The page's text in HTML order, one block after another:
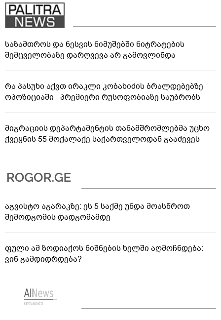
საზამთროს და ნესვის ნიმუშებში ნიტრატების
შემცველობაზე დარღვევა არ გამოვლინდა
რა პასუხი აქვთ ირაკლი კობახიძის ბრალდებებზე
ოპოზიციაში - პრემიერი რუსოფობიაზე საუბრობს
მიგრაციის დეპარტამენტის თანამშრომლებმა უცხო
ქვეყნის 55 მოქალაქე საქართველოდან გააძევეს
აგვისტო აგარაკზე: ეს 5 საქმე უნდა მოასწროთ
შემოდგომის დადგომამდე
ფული ამ ზოდიაქოს ნიშნების ხელში აღმოჩნდება:
ვინ გამდიდრდება?